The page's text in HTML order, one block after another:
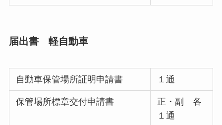
届出書 軽自動車
自動車保管場所証明申請書 １通
保管場所標章交付申請書
正・副 各
１通